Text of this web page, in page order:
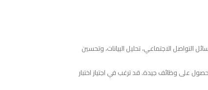
التواصل الاجتماعي، تحليل البيانات، وتحسين
على وظائف جيدة. قد ترغب في اجتياز اختبار